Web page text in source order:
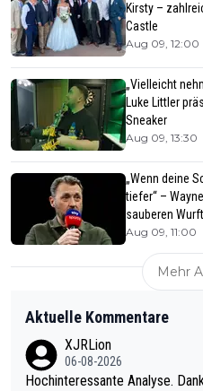
Kirsty –
Castle
Aug 09, 12:00
„Vielleicht
Luke Littler
Sneaker
Aug 09, 13:30
„Wenn deine
tiefer“ –
sauberen
Aug 09, 11:00
Mehr
Aktuelle Kommentare
XJRLion
06-08-2026
Hochinteressante Analyse.